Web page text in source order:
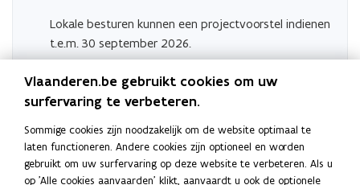
F
b
s
t
a
n
d
Lokale besturen kunnen een projectvoorstel indienen
t.e.m. 30 september 2026.
Documenten
Projectoproep noodwoningen en woningen voor dak- en
thuislozen
P
D
F
Veel gestelde vragen noodwoningen
(
W
Vlaanderen.be gebruikt cookies om uw
surfervaring te verbeteren.
Sommige cookies zijn noodzakelijk om de website optimaal te
laten functioneren. Andere cookies zijn optioneel en worden
gebruikt om uw surfervaring op deze website te verbeteren. Als u
op 'Alle cookies aanvaarden' klikt, aanvaardt u ook de optionele